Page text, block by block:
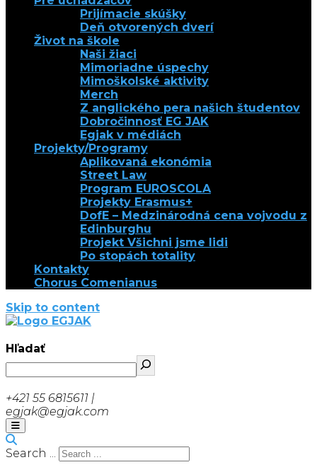
Prijímacie skúšky
Deň otvorených dverí
Život na škole
Naši žiaci
Mimoriadne úspechy
Mimoškolské aktivity
Merch
Z anglického pera našich študentov
Dobročinnosť EG JAK
Egjak v médiách
Projekty/Programy
Aplikovaná ekonómia
Street Law
Program EUROSCOLA
Projekty Erasmus+
DofE – Medzinárodná cena vojvodu z
Edinburghu
Projekt Všichni jsme lidi
Po stopách totality
Kontakty
Chorus Comenianus
Skip to content
EGJAK
Hľadať
+421 55 6815611 |
egjak@egjak.com
Search ...